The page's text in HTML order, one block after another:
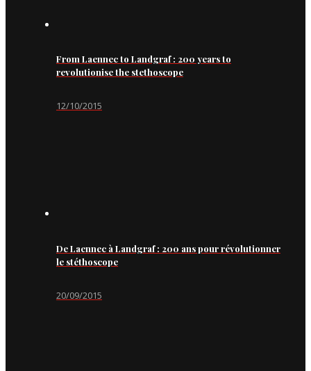
From Laennec to Landgraf : 200 years to
revolutionise the stethoscope
12/10/2015
De Laennec à Landgraf : 200 ans pour révolutionner
le stéthoscope
20/09/2015